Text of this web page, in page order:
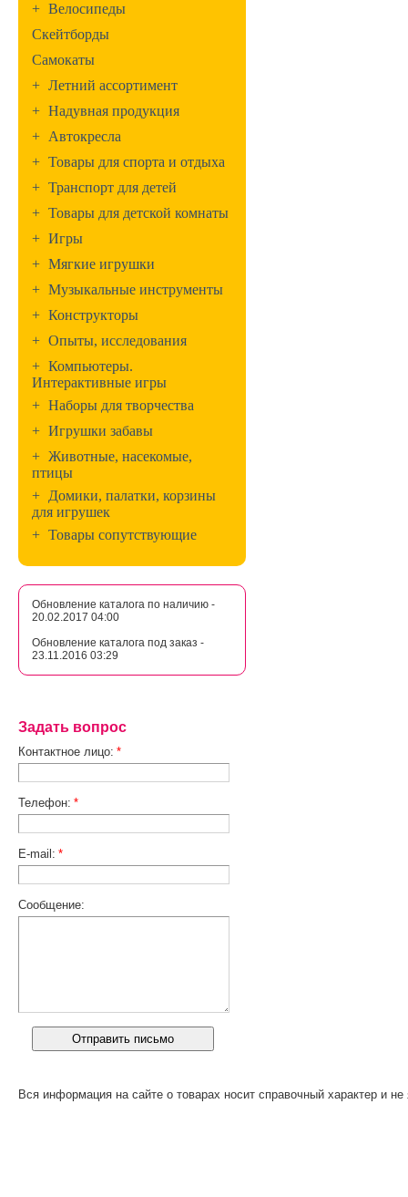
+ Велосипеды
Скейтборды
Самокаты
+ Летний ассортимент
+ Надувная продукция
+ Автокресла
+ Товары для спорта и отдыха
+ Транспорт для детей
+ Товары для детской комнаты
+ Игры
+ Мягкие игрушки
+ Музыкальные инструменты
+ Конструкторы
+ Опыты, исследования
+ Компьютеры.
Интерактивные игры
+ Наборы для творчества
+ Игрушки забавы
+ Животные, насекомые,
птицы
+ Домики, палатки, корзины
для игрушек
+ Товары сопутствующие
Обновление каталога по наличию -
20.02.2017 04:00
Обновление каталога под заказ -
23.11.2016 03:29
Задать вопрос
Контактное лицо: *
Телефон: *
E-mail: *
Сообщение:
Вся информация на сайте о товарах носит справочный характер и